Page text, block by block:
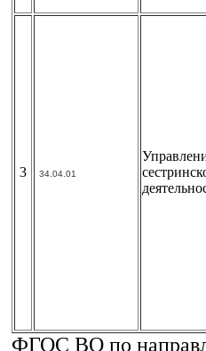
3 34.04.01
ФГОС ВО по